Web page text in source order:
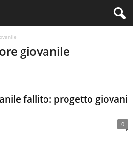
giovanile
fallito: progetto giovani
0